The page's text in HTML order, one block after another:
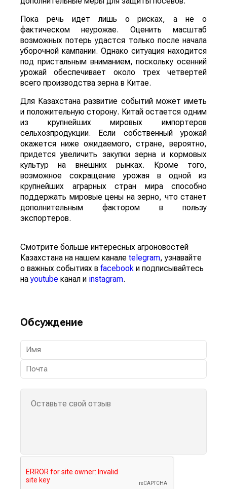
Пока речь идет лишь о рисках, а не о
фактическом неурожае. Оценить масштаб
возможных потерь удастся только после начала
уборочной кампании. Однако ситуация находится
под пристальным вниманием, поскольку осенний
урожай обеспечивает около трех четвертей
всего производства зерна в Китае.
Для Казахстана развитие событий может иметь
и положительную сторону. Китай остается одним
из крупнейших мировых импортеров
сельхозпродукции. Если собственный урожай
окажется ниже ожидаемого, стране, вероятно,
придется увеличить закупки зерна и кормовых
культур на внешних рынках. Кроме того,
возможное сокращение урожая в одной из
крупнейших аграрных стран мира способно
поддержать мировые цены на зерно, что станет
дополнительным фактором в пользу
экспортеров.
Смотрите больше интересных агроновостей
Казахстана на нашем канале telegram, узнавайте
о важных событиях в facebook и подписывайтесь
наyoutube канал и instagram.
Обсуждение